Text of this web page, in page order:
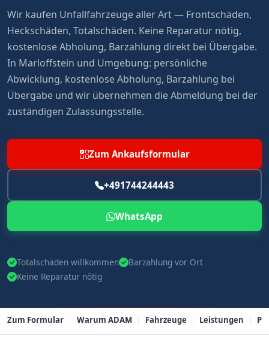
Wir kaufen Unfallfahrzeuge aller Art — Frontschäden,
Heckschäden, Totalschäden. Keine Reparatur nötig,
kostenlose Abholung, Barzahlung direkt bei Übergabe.
In Marloffstein und Umgebung: persönliche
Abwicklung, kostenlose Abholung, Barzahlung bei
Übergabe und wir übernehmen die Abmeldung bei der
zuständigen Zulassungsstelle.
Zum Ankaufsformular
+491744244443
WhatsApp
Totalschäden willkommen
Barzahlung vor Ort
Keine Reparatur nötig
Zum Formular Warum ADAM Fahrzeuge Leistungen